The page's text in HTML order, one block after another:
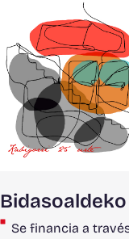
Se financia a